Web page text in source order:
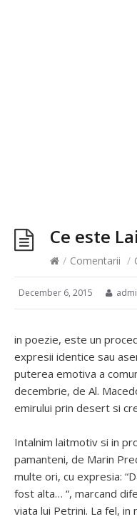
Ce este
/ Comentarii /
December 6, 2015
in poezie, este un
expresii identice sau
puterea emotiva a
decembrie, de Al.
emirului prin desert si
Intalnim laitmotiv si in
pamanteni, de Marin
multe ori, cu expresia:
fost alta… “, marcand
viata lui Petrini. La fel, in